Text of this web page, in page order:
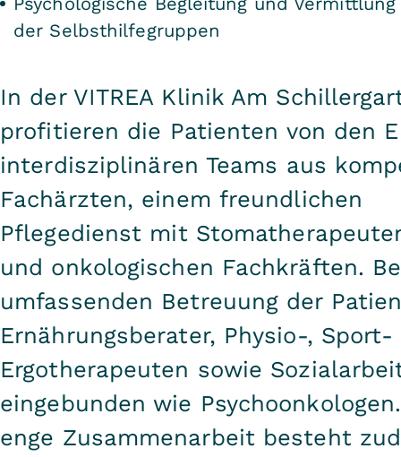
der Selbsthilfegruppen
In der VITREA Klinik Am
profitieren die Patienten von den
interdisziplinären Teams aus
Fachärzten, einem freundlichen
Pflegedienst mit
und onkologischen Fachkräften.
umfassenden Betreuung der
Ernährungsberater, Physio-,
Ergotherapeuten sowie
eingebunden wie
enge Zusammenarbeit besteht